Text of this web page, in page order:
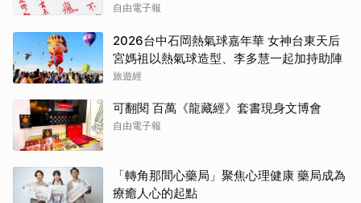
自由電子報
2026台中石岡熱氣球嘉年華 女神台東天后
宮媽祖以熱氣球造型、李多慧一起加持助陣
旅遊經
可翻閱 百萬《龍藏經》套書現身文博會
自由電子報
「轉角那間心藥局」聚焦心理健康 藥局成為
療癒人心的起點